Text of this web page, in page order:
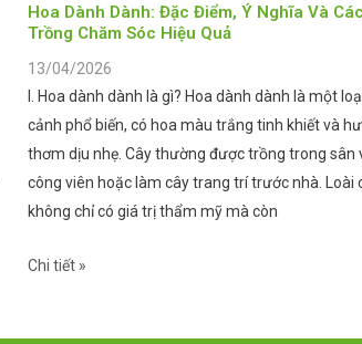
Hoa Dành Dành: Đặc Điểm, Ý Nghĩa Và
Trồng Chăm Sóc Hiệu Quả
13/04/2026
I. Hoa dành dành là gì? Hoa dành dành là một
cảnh phổ biến, có hoa màu trắng tinh khiết và
thơm dịu nhẹ. Cây thường được trồng trong sân
công viên hoặc làm cây trang trí trước nhà. Loài
không chỉ có giá trị thẩm mỹ mà còn
Chi tiết »